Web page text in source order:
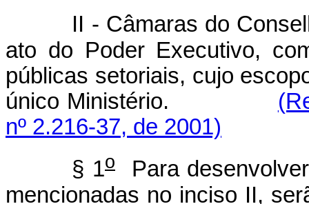
II - Câmaras do
ato do Poder Executivo,
públicas setoriais, cujo
único Ministério.
nº 2.216-37, de 2001)
§ 1o
Para
mencionadas no inciso II,